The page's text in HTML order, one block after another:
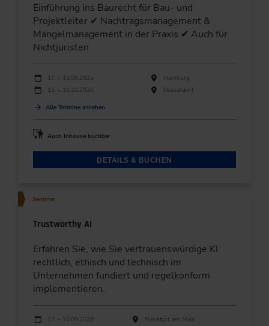
Einführung ins Baurecht für Bau- und
Projektleiter ✔ Nachtragsmanagement &
Mängelmanagement in der Praxis ✔ Auch für
Nichtjuristen
Durchführungen
Veranstaltungsdatum
17. – 18.09.2026
Hamburg
15. – 16.10.2026
Düsseldorf
Alle Termine ansehen
Auch Inhouse buchbar
DETAILS & BUCHEN
Seminar
Trustworthy AI
Erfahren Sie, wie Sie vertrauenswürdige KI
rechtlich, ethisch und technisch im
Unternehmen fundiert und regelkonform
implementieren.
Durchführungen
Veranstaltungsdatum Veranstaltungsort
17. – 18.09.2026
Frankfurt am Main